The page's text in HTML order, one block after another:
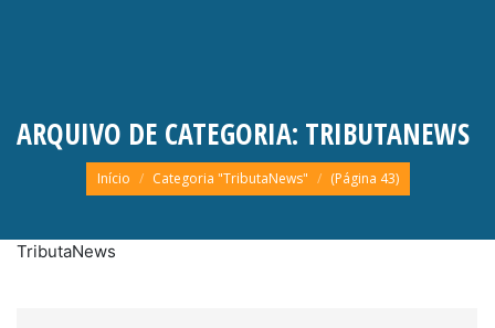
ARQUIVO DE CATEGORIA: TRIBUTANEWS
Você está aqui:
Início Categoria "TributaNews" (Página 43)
TributaNews